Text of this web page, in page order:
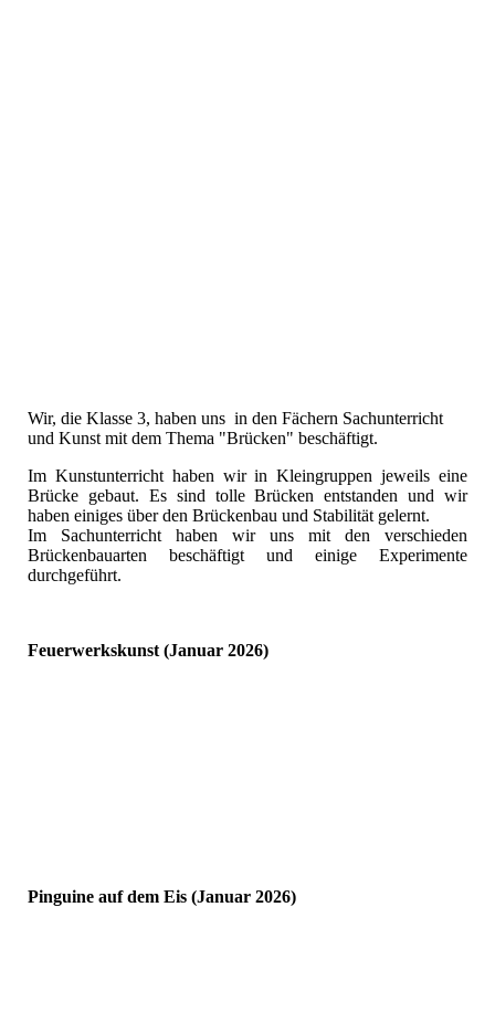
Wir, die Klasse 3, haben uns in den Fächern Sachunterricht
und Kunst mit dem Thema "Brücken" beschäftigt.
Im Kunstunterricht haben wir in Kleingruppen jeweils eine
Brücke gebaut. Es sind tolle Brücken entstanden und wir
haben einiges über den Brückenbau und Stabilität gelernt.
Im Sachunterricht haben wir uns mit den verschieden
Brückenbauarten beschäftigt und einige Experimente
durchgeführt.
Feuerwerkskunst (Januar 2026)
Pinguine auf dem Eis (Januar 2026)